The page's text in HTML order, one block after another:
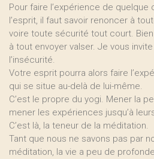
Pour faire l’expérience de
l’esprit, il faut savoir renoncer à
voire toute sécurité tout court.
à tout envoyer valser. Je vous
l’insécurité.
Votre esprit pourra alors faire
qui se situe au-delà de lui-même.
C’est le propre du yogi. Mener la
mener les expériences jusqu’à
C’est là, la teneur de la méditation.
Tant que nous ne savons pas par
méditation, la vie a peu de